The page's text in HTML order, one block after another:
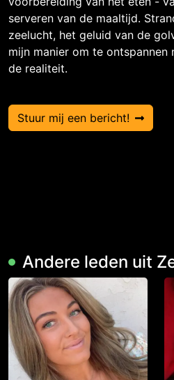
serveren van de maaltijd.
zeelucht, het geluid van de
mijn manier om te
de realiteit.
Stuur mij een bericht!
Andere leden uit